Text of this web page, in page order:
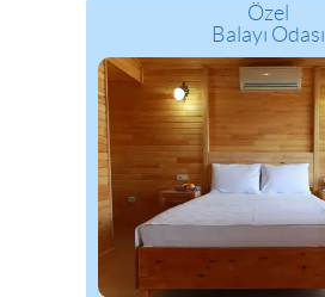
Özel
Balayı Odası